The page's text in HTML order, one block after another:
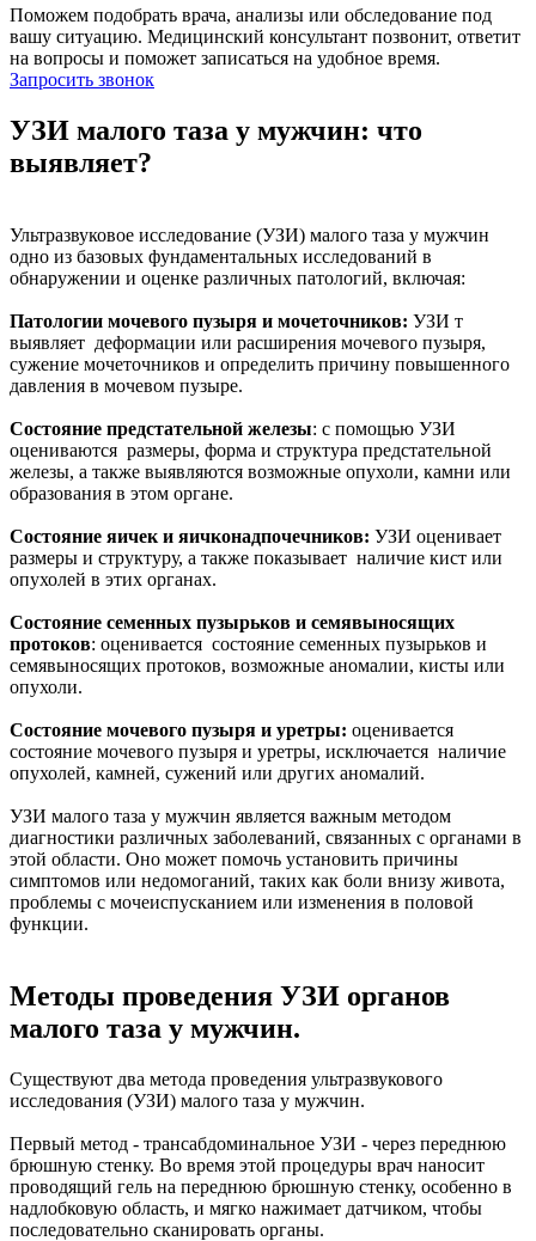
Поможем подобрать врача, анализы или обследование под
вашу ситуацию. Медицинский консультант позвонит, ответит
на вопросы и поможет записаться на удобное время.
Запросить звонок
УЗИ малого таза у мужчин: что
выявляет?
Ультразвуковое исследование (УЗИ) малого таза у мужчин
одно из базовых фундаментальных исследований в
обнаружении и оценке различных патологий, включая:
Патологии мочевого пузыря и мочеточников: УЗИ т
выявляет деформации или расширения мочевого пузыря,
сужение мочеточников и определить причину повышенного
давления в мочевом пузыре.
Состояние предстательной железы: с помощью УЗИ
оцениваются размеры, форма и структура предстательной
железы, а также выявляются возможные опухоли, камни или
образования в этом органе.
Состояние яичек и яичконадпочечников: УЗИ оценивает
размеры и структуру, а также показывает наличие кист или
опухолей в этих органах.
Состояние семенных пузырьков и семявыносящих
протоков: оценивается состояние семенных пузырьков и
семявыносящих протоков, возможные аномалии, кисты или
опухоли.
Состояние мочевого пузыря и уретры: оценивается
состояние мочевого пузыря и уретры, исключается наличие
опухолей, камней, сужений или других аномалий.
УЗИ малого таза у мужчин является важным методом
диагностики различных заболеваний, связанных с органами в
этой области. Оно может помочь установить причины
симптомов или недомоганий, таких как боли внизу живота,
проблемы с мочеиспусканием или изменения в половой
функции.
Методы проведения УЗИ органов
малого таза у мужчин.
Существуют два метода проведения ультразвукового
исследования (УЗИ) малого таза у мужчин.
Первый метод - трансабдоминальное УЗИ - через переднюю
брюшную стенку. Во время этой процедуры врач наносит
проводящий гель на переднюю брюшную стенку, особенно в
надлобковую область, и мягко нажимает датчиком, чтобы
последовательно сканировать органы.